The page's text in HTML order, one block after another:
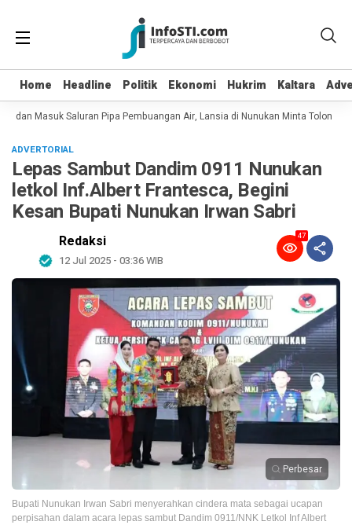
Home Headline Politik Ekonomi Hukrim Kaltara
Home Headline Politik Ekonomi Hukrim Kaltara
dan Masuk Saluran Pipa Pembuangan Air, Lansia di Nunukan Minta Tolong
ADVERTORIAL
Lepas Sambut Dandim 0911 Nunukan
letkol Inf.Albert Frantesca, Begini
Kesan Bupati Nunukan Irwan Sabri
Redaksi
12 Jul 2025 - 03:36 WIB
47
Perbesar
Bupati Nunukan Irwan Sabri menyerahkan cindera mata sebagai ucapan
perpisahan dalam acara lepas sambut Dandim 0911/NNK Letkol Inf Albert